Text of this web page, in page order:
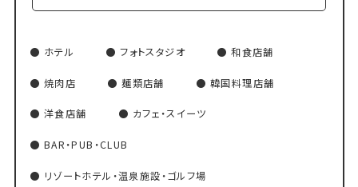
ホテル フォトスタジオ 和食店舗
焼肉店 麺類店舗 韓国料理店舗
洋食店舗 カフェ・スイーツ
BAR・PUB・CLUB
リゾートホテル・温泉施設・ゴルフ場